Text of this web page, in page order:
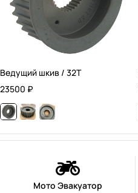
Ведущий шкив / 32T
23500 ₽
Мото Эвакуатор